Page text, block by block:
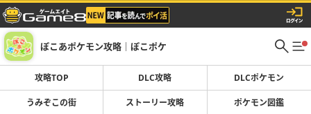
ぽこあポケモン攻略｜ぽこポケ
攻略TOP DLC攻略 DLCポケモン
うみぞこの街 ストーリー攻略 ポケモン図鑑